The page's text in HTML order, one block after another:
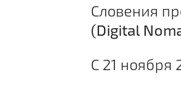
Словения
(Digital
С 21